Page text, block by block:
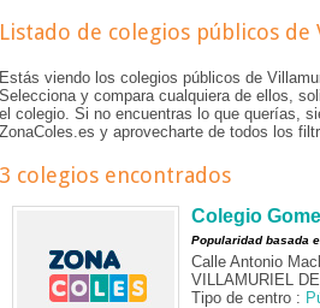
Listado de colegios públicos de
Estás viendo los colegios públicos de
Selecciona y compara cualquiera de ellos,
el colegio. Si no encuentras lo que querías,
ZonaColes.es y aprovecharte de todos los
3 colegios encontrados
Colegio
Popularidad basada
Calle Antonio
VILLAMURIEL
Tipo de centro :